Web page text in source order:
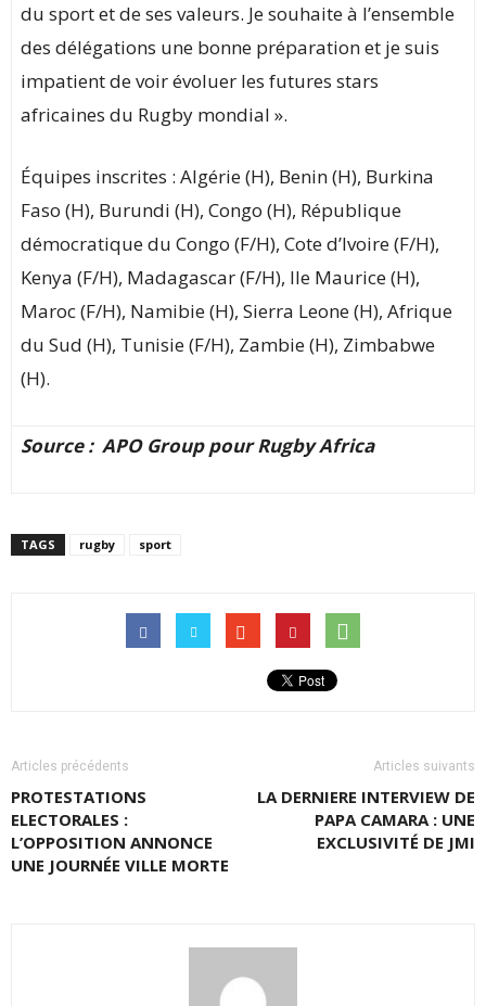
du sport et de ses valeurs. Je souhaite à l’ensemble
des délégations une bonne préparation et je suis
impatient de voir évoluer les futures stars
africaines du Rugby mondial ».
Équipes inscrites : Algérie (H), Benin (H), Burkina
Faso (H), Burundi (H), Congo (H), République
démocratique du Congo (F/H), Cote d’Ivoire (F/H),
Kenya (F/H), Madagascar (F/H), Ile Maurice (H),
Maroc (F/H), Namibie (H), Sierra Leone (H), Afrique
du Sud (H), Tunisie (F/H), Zambie (H), Zimbabwe
(H).
Source : APO Group pour Rugby Africa
TAGS rugby sport
Articles précédents
PROTESTATIONS
ELECTORALES :
L’OPPOSITION ANNONCE
UNE JOURNÉE VILLE MORTE
Articles suivants
LA DERNIERE INTERVIEW DE
PAPA CAMARA : UNE
EXCLUSIVITÉ DE JMI